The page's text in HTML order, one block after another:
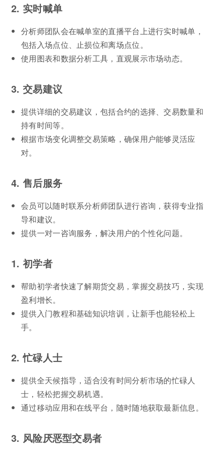
2. 实时喊单
分析师团队会在喊单室的直播平台上进行实时喊单，
包括入场点位、止损位和离场点位。
使用图表和数据分析工具，直观展示市场动态。
3. 交易建议
提供详细的交易建议，包括合约的选择、交易数量和
持有时间等。
根据市场变化调整交易策略，确保用户能够灵活应
对。
4. 售后服务
会员可以随时联系分析师团队进行咨询，获得专业指
导和建议。
提供一对一咨询服务，解决用户的个性化问题。
1. 初学者
帮助初学者快速了解期货交易，掌握交易技巧，实现
盈利增长。
提供入门教程和基础知识培训，让新手也能轻松上
手。
2. 忙碌人士
提供全天候指导，适合没有时间分析市场的忙碌人
士，轻松把握交易机遇。
通过移动应用和在线平台，随时随地获取最新信息。
3. 风险厌恶型交易者